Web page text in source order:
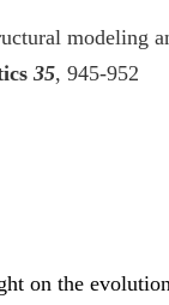
modeling
35, 945-952
on the